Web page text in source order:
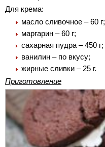
Для крема:
масло сливочное – 60 г;
маргарин – 60 г;
сахарная пудра – 450 г;
ванилин – по вкусу;
жирные сливки – 25 г.
Приготовление